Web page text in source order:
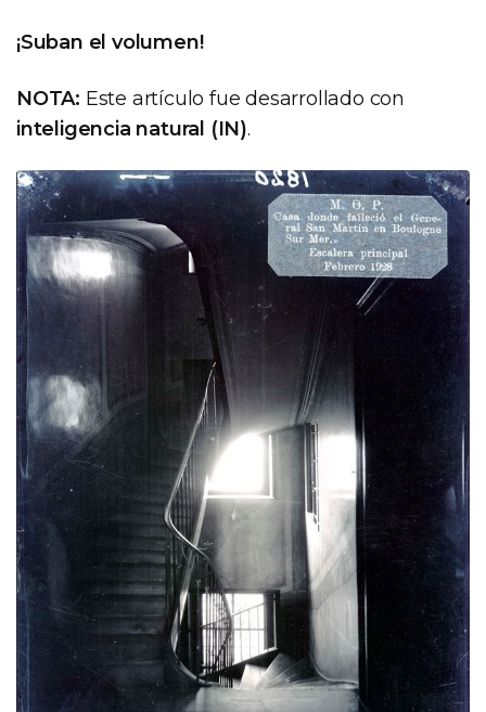
¡Suban el volumen!
NOTA: Este artículo fue desarrollado con
inteligencia natural (IN).